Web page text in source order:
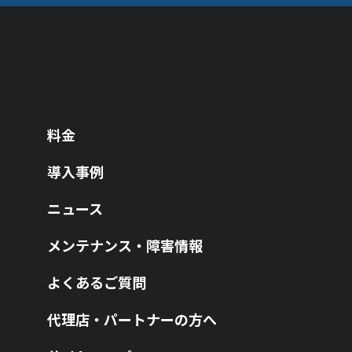
料金
導入事例
ニュース
メンテナンス・障害情報
よくあるご質問
代理店・パートナーの方へ